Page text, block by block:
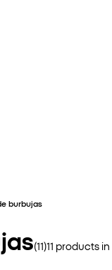
burbujas
(11)11 products in